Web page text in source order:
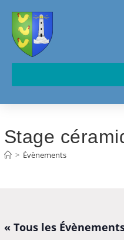
Stage
> Évènements
« Tous les